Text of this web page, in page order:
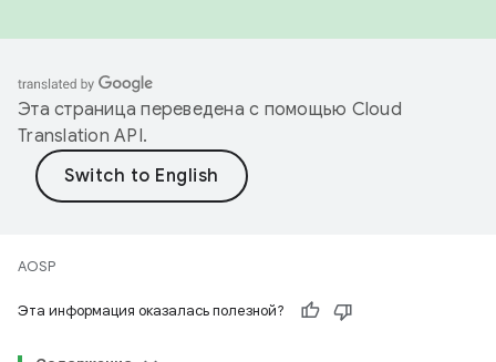
Эта страница переведена с помощью Cloud
Translation API.
AOSP
Эта информация оказалась полезной?